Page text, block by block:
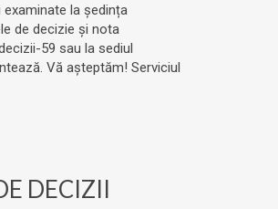
la ședința
de decizie și nota
59 sau la sediul
Vă așteptăm! Serviciul
DECIZII